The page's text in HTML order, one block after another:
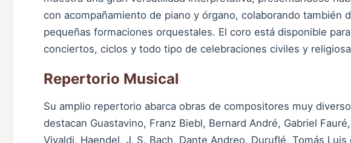
con acompañamiento de piano y órgano, colaborando también
pequeñas formaciones orquestales. El coro está disponible
conciertos, ciclos y todo tipo de celebraciones civiles y
Repertorio Musical
Su amplio repertorio abarca obras de compositores muy
destacan Guastavino, Franz Biebl, Bernard André, Gabriel
Vivaldi, Haendel, J. S. Bach, Dante Andreo, Duruflé, Tomás